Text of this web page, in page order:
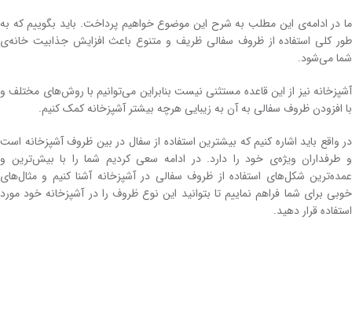
ما در ادامه‌ی این مطلب به شرح این موضوع خواهیم پرداخت. باید بگوییم که به
طور کلی استفاده از ظروف سفالی ظریف و متنوع باعث افزایش جذابیت خانه‌ی
شما می‌شود.
آشپزخانه نیز از این قاعده مستثنی نیست بنابراین می‌توانیم با روش‌های مختلف و
با افزودن ظروف سفالی به آن به زیبایی هرچه بیشتر آشپزخانه کمک کنیم.
در واقع باید اشاره کنیم که بیشترین استفاده از سفال در بین ظروف آشپزخانه است
و طرفداران ویژه‌ی خود را دارد. در ادامه سعی کردیم شما را با بیش‌ترین و
عمده‌ترین شکل‌های استفاده از ظروف سفالی در آشپزخانه آشنا کنیم و مثال‌های
خوبی برای شما فراهم نماییم تا بتوانید این نوع ظروف را در آشپزخانه خود مورد
استفاده قرار دهید.